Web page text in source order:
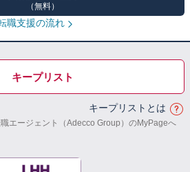
（無料）
職支援の流れ
キープリスト
キープリストとは
エージェント（Adecco Group）のMyPageへ